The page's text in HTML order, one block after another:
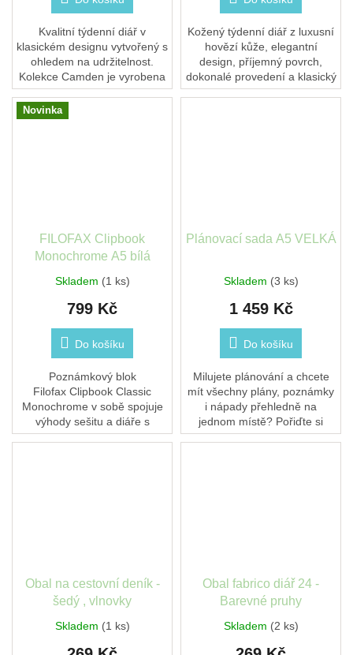
Kvalitní týdenní diář v
klasickém designu vytvořený s
ohledem na udržitelnost.
Kolekce Camden je vyrobena
z veganské kůže (100%
recyklovaný plast) se
strukturovaným povrchem...
Kožený týdenní diář z luxusní
hovězí kůže, elegantní
design, příjemný povrch,
dokonalé provedení a klasický
tvar. Zapínání na patentku.
Novinka
FILOFAX Clipbook
Monochrome A5 bílá
Skladem (1 ks)
799 Kč
Do košíku
Poznámkový blok
Filofax Clipbook Classic
Monochrome v sobě spojuje
výhody sešitu a diáře s
kroužkovou vazbou. Desky
Plánovací sada A5 VELKÁ
Skladem (3 ks)
1 459 Kč
Do košíku
Milujete plánování a chcete
mít všechny plány, poznámky
i nápady přehledně na
jednom místě? Pořiďte si
variabilní sadu v pevných
Obal na cestovní deník -
šedý , vlnovky
Skladem (1 ks)
Obal fabrico diář 24 -
Barevné pruhy
Skladem (2 ks)